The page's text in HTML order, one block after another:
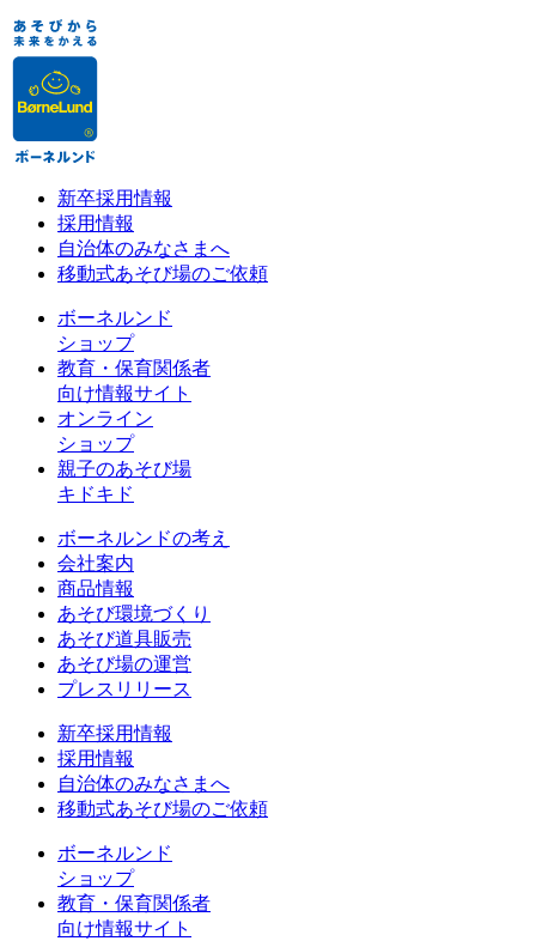
新卒採用情報
採用情報
自治体のみなさまへ
移動式あそび場のご依頼
ボーネルンド
ショップ
教育・保育関係者
向け情報サイト
オンライン
ショップ
親子のあそび場
キドキド
ボーネルンドの考え
会社案内
商品情報
あそび環境づくり
あそび道具販売
あそび場の運営
プレスリリース
新卒採用情報
採用情報
自治体のみなさまへ
移動式あそび場のご依頼
ボーネルンド
ショップ
教育・保育関係者
向け情報サイト